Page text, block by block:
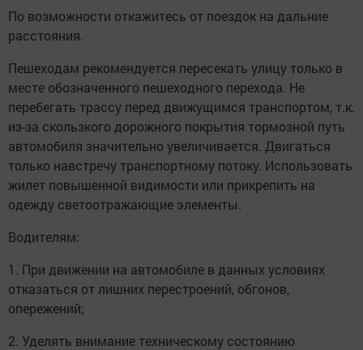
По возможности откажитесь от поездок на дальние
расстояния.
Пешеходам рекомендуется пересекать улицу только в
месте обозначенного пешеходного перехода. Не
перебегать трассу перед движущимся транспортом, т.к.
из-за скользкого дорожного покрытия тормозной путь
автомобиля значительно увеличивается. Двигаться
только навстречу транспортному потоку. Использовать
жилет повышенной видимости или прикрепить на
одежду светоотражающие элементы.
Водителям:
1. При движении на автомобиле в данных условиях
отказаться от лишних перестроений, обгонов,
опережений;
2. Уделять внимание техническому состоянию